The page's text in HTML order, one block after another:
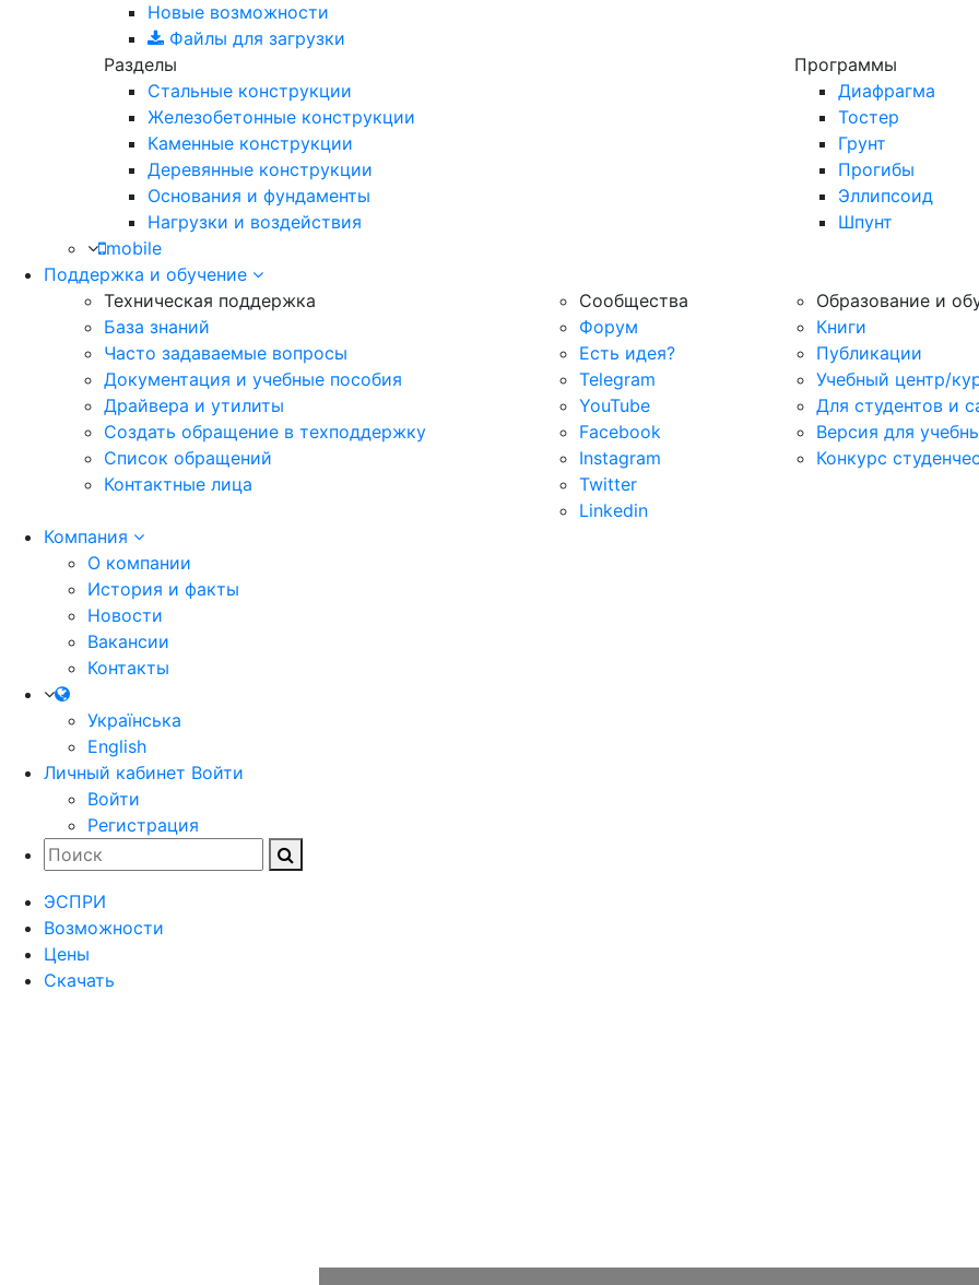
Новые возможности
Файлы для загрузки
Разделы
Программы
Стальные конструкции
Железобетонные конструкции
Каменные конструкции
Деревянные конструкции
Основания и фундаменты
Нагрузки и воздействия
Диафрагма
Тостер
Грунт
Прогибы
Эллипсоид
Шпунт
mobile
Поддержка и обучение
Техническая поддержка
База знаний
Часто задаваемые вопросы
Документация и учебные пособия
Драйвера и утилиты
Создать обращение в техподдержку
Список обращений
Контактные лица
Сообщества
Форум
Есть идея?
Telegram
YouTube
Facebook
Instagram
Twitter
Linkedin
Образование и
Книги
Публикации
Учебный центр/
Для студентов и
Версия для
Конкурс
Компания
О компании
История и факты
Новости
Вакансии
Контакты
Українська
English
Личный кабинет Войти
Войти
Регистрация
ЭСПРИ
Возможности
Цены
Скачать